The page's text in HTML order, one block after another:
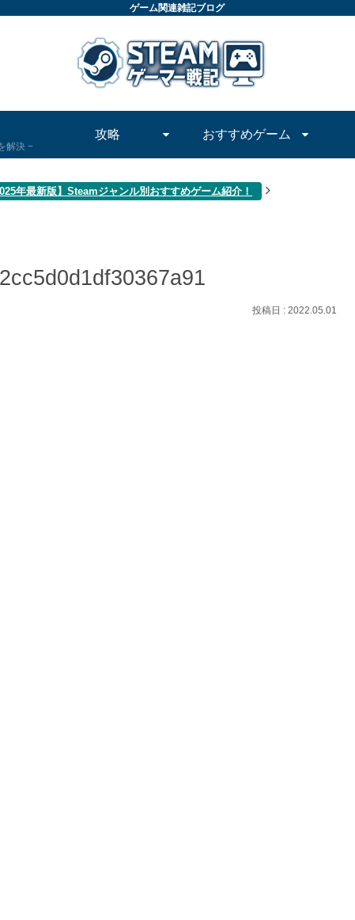
ゲーム関連雑記ブログ
解決
攻略 おすすめゲーム
年最新版】Steamジャンル別おすすめゲーム紹介！
2022.05.01